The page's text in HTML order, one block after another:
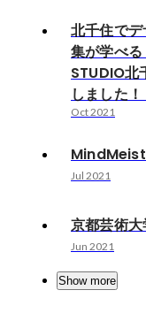
北千住で
集が学べ
STUDIO北
しました！
Oct 2021
Jul 2021
京都芸術大
Jun 2021
Show more